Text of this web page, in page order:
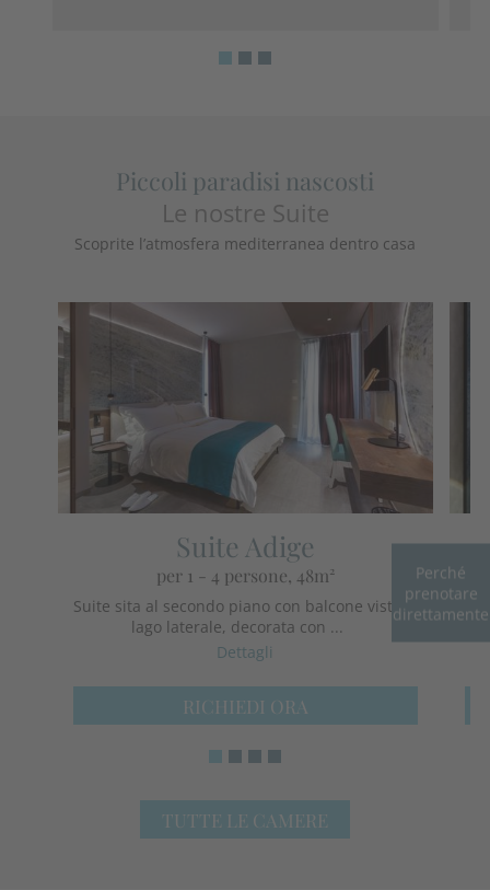
Piccoli paradisi nascosti
Le nostre Suite
Scoprite l’atmosfera mediterranea dentro casa
Suite Adige
per 1 - 4 persone, 48m²
Suite sita al secondo piano con balcone vista
lago laterale, decorata con ...
Dettagli
RICHIEDI ORA
TUTTE LE CAMERE
Perché
prenotare
direttamente